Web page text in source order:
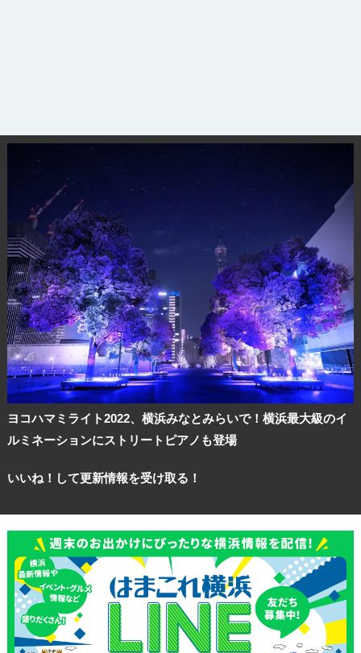
ヨコハマミライト2022、横浜みなとみらいで！横浜最大級のイ
ルミネーションにストリートピアノも登場
いいね！して更新情報を受け取る！